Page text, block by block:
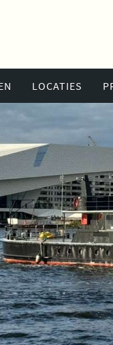
LOCATIES